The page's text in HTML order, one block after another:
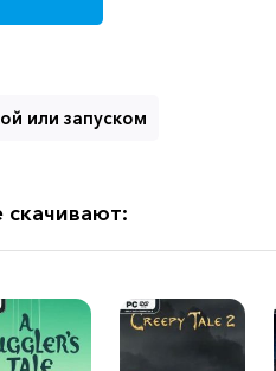
или запуском
скачивают: